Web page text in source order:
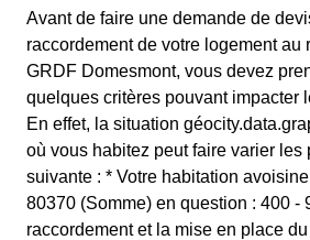
Avant de faire une demande de
raccordement de votre logement au
GRDF Domesmont, vous devez
quelques critères pouvant impacter
En effet, la situation
où vous habitez peut faire varier les
suivante : * Votre habitation
80370 (Somme) en question : 400 -
raccordement et la mise en place